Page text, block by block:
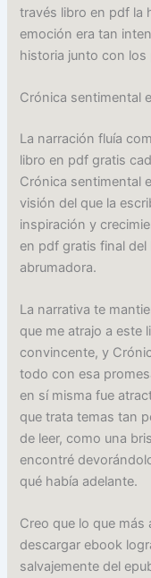
través libro en pdf la
emoción era tan
historia junto con los
Crónica sentimental
La narración fluía
libro en pdf gratis
Crónica sentimental
visión del que la
inspiración y
en pdf gratis final
abrumadora.
La narrativa te
que me atrajo a este
convincente, y
todo con esa
en sí misma fue
que trata temas tan
de leer, como una
encontré
qué había adelante.
Creo que lo que más
descargar ebook
salvajemente del